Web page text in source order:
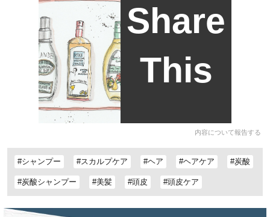
Share
This
内容について報告する
#シャンプー #スカルプケア #ヘア #ヘアケア #炭酸
#炭酸シャンプー #美髪 #頭皮 #頭皮ケア